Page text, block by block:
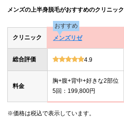
メンズの上半身脱毛がおすすめのクリニック
クリニック
おすすめ
メンズリゼ
総合評価 4.9
料金
胸+腹+背中+好きな2部位
5回：199,800円
※価格は税込で表示しています。